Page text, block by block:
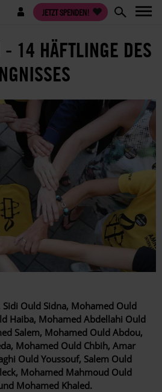
JETZT SPENDEN!
- 14 HÄFTLINGE DES
Sidi Ould Sidna, Mohamed Ould
Haiba, Mohamed Abdellahi Ould
Salem, Mohamed Ould Abdou,
Mohamed Ould Chbih, Amar
Ould Youssouf, Salem Ould
Mohamed Mahmoud Ould
Mohamed Khaled.